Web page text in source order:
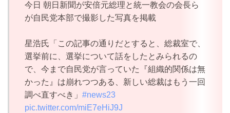
今日 朝日新聞が安倍元総理と統一教会の会長ら
が自民党本部で撮影した写真を掲載
星浩氏「この記事の通りだとすると、総裁室で、
選挙前に、選挙について話をしたとみられるの
で、今まで自民党が言っていた『組織的関係は無
かった』は崩れつつある、新しい総裁はもう一回
調べ直すべき」 #news23
pic.twitter.com/miE7eHiJ9J